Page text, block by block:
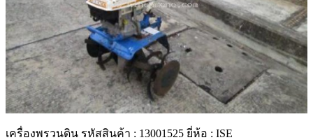
เครื่องพรวนดิน รหัสสินค้า : 13001525 ยี่ห้อ : ISE